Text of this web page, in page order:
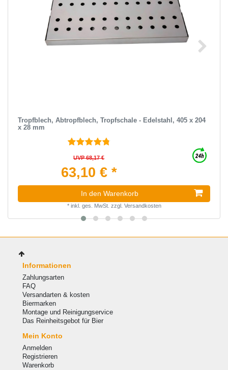
Tropfblech, Abtropfblech, Tropfschale - Edelstahl, 405 x 204
x 28 mm
UVP 68,17 €
63,10 € *
In den Warenkorb
* inkl. ges. MwSt. zzgl. Versandkosten
Informationen
Zahlungsarten
FAQ
Versandarten & kosten
Biermarken
Montage und Reinigungservice
Das Reinheitsgebot für Bier
Mein Konto
Anmelden
Registrieren
Warenkorb